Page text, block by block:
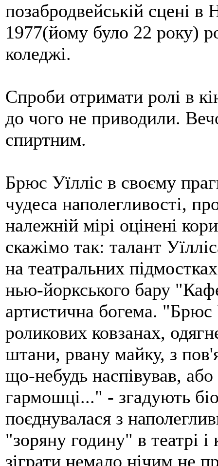
позабродвейській сцені
1977(йому було 22 року)
коледжі.
Спроби отримати ролі в
до чого не приводили.
спиртним.
Брюс Уїлліс в своєму
чудеса наполегливості,
належній мірі оцінені
скажімо так: талант
на театральних
нью-йоркського бару
артистична богема. "Брюс
роликових ковзанах,
штани, рвану майку, з
що-небудь наспівував,
гармошці..." - згадують
поєднувалася з
"зоряну годину" в театрі
зіграти немало нічим не